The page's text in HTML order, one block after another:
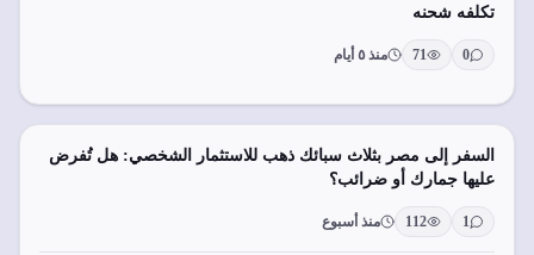
تكلفه شحنه
0
71 منذ ٥ أيام
السفر إلى مصر بثلاث سبائك ذهب للاستثمار الشخصي: هل تُفرض
عليها جمارك أو ضرائب؟
1
112 منذ أسبوع